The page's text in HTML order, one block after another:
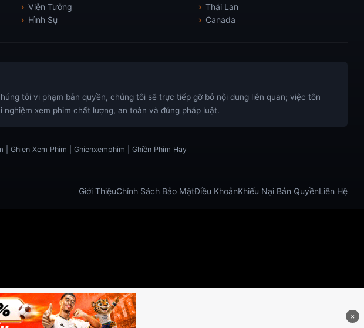
Viễn Tưởng
Hình Sự
Thái Lan
Canada
tôi vi phạm bản quyền, chúng tôi sẽ trực tiếp gỡ bỏ nội dung liên quan; việc tôn
nghiệm xem phim chất lượng, an toàn và đúng pháp luật.
Ghien Xem Phim | Ghienxemphim | Ghiền Phim Hay
Giới ThiệuChính Sách Bảo MậtĐiều KhoảnKhiếu Nại Bản QuyềnLiên Hệ
×